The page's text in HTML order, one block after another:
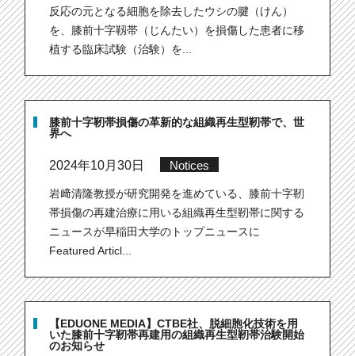
反応の元となる細胞を除去したウシの腱（けん）
を、膝前十字靱帯（じんたい）を損傷した患者に移
植する臨床試験（治験）を...
膝前十字靭帯損傷の革新的な組織再生型靭帯で、世
界へ
2024年10月30日 Notices
岩﨑清隆教授が研究開発を進めている、膝前十字靭
帯損傷の再建治療に用いる組織再生型靭帯に関する
ニュースが早稲田大学のトップニュースに
Featured Articl...
【EDUONE MEDIA】CTBE社、脱細胞化技術を用
いた膝前十字靭帯再建用の組織再生型靭帯治験開始
のお知らせ